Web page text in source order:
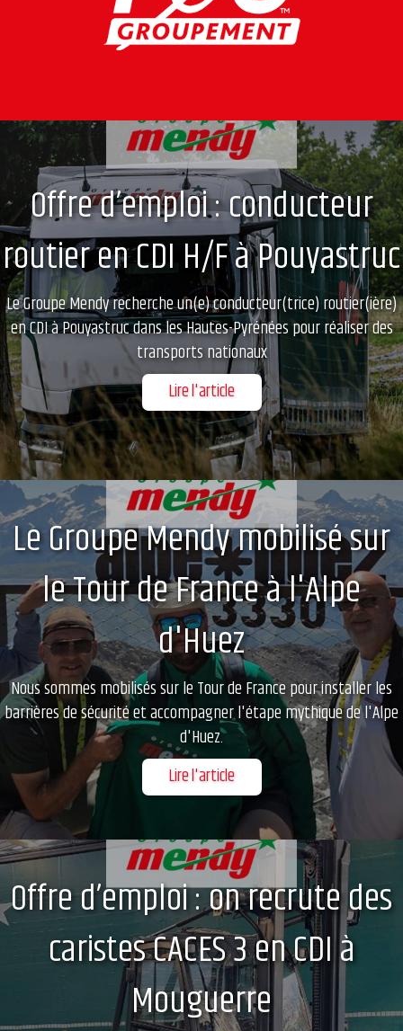
Offre d’emploi : conducteur
routier en CDI H/F à Pouyastruc
Le Groupe Mendy recherche un(e) conducteur(trice) routier(ière)
en CDI à Pouyastruc dans les Hautes-Pyrénées pour réaliser des
transports nationaux
Lire l'article
Le Groupe Mendy mobilisé sur
le Tour de France à l'Alpe
d'Huez
Nous sommes mobilisés sur le Tour de France pour installer les
barrières de sécurité et accompagner l'étape mythique de l'Alpe
d'Huez.
Lire l'article
Offre d’emploi : on recrute des
caristes CACES 3 en CDI à
Mouguerre